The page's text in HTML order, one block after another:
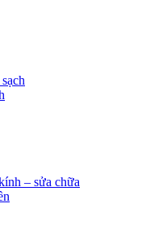
– sửa chữa